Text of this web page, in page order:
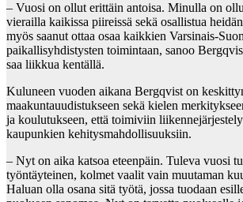
– Vuosi on ollut erittäin antoisa. Minulla on
vierailla kaikissa piireissä sekä osallistua
myös saanut ottaa osaa kaikkien Varsinais-
paikallisyhdistysten toimintaan, sanoo
saa liikkua kentällä.
Kuluneen vuoden aikana Bergqvist on
maakuntauudistukseen sekä kielen
ja koulutukseen, että toimiviin
kaupunkien kehitysmahdollisuuksiin.
– Nyt on aika katsoa eteenpäin. Tuleva vuosi
työntäyteinen, kolmet vaalit vain muutaman
Haluan olla osana sitä työtä, jossa tuodaan